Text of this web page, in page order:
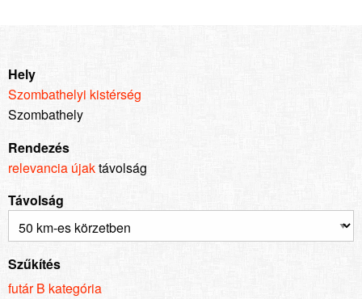
Hely
Szombathelyi kistérség
Szombathely
Rendezés
relevancia újaktávolság
Távolság
Szűkítés
futár B kategória